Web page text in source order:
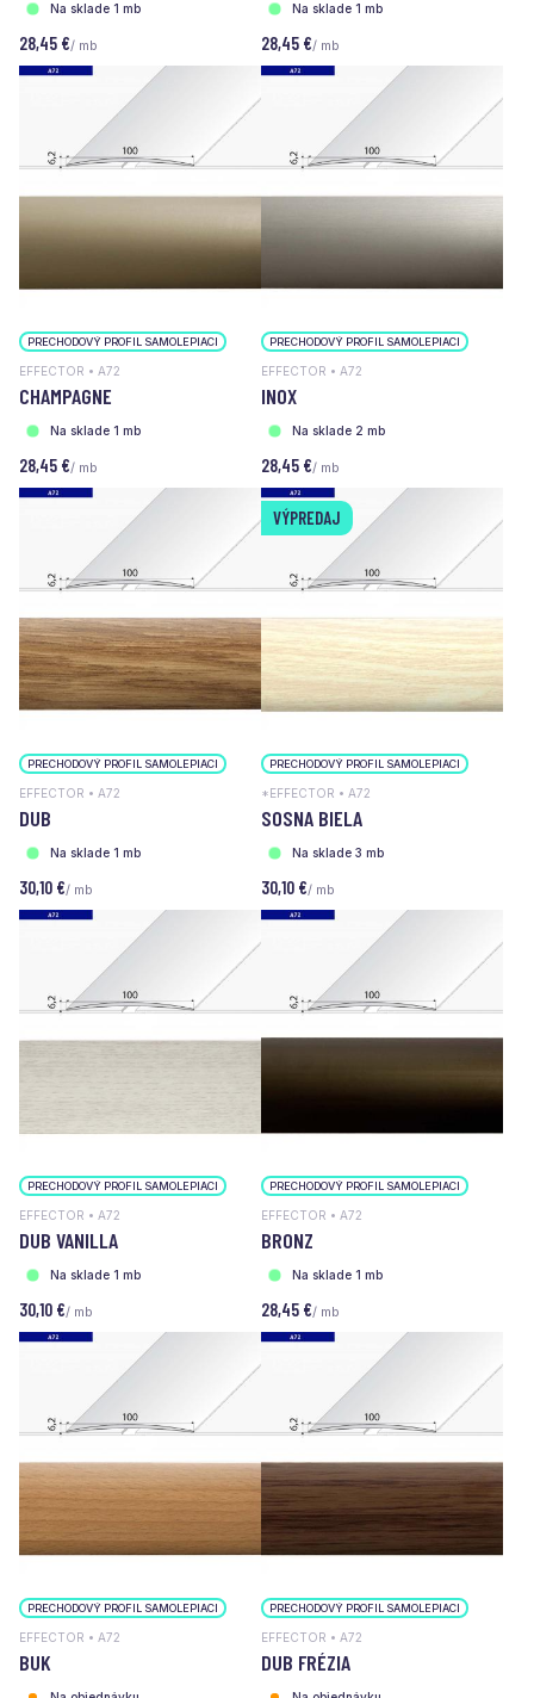
Na sklade 1 mb
28,45 €/ mb
Na sklade 1 mb
28,45 €/ mb
PRECHODOVÝ PROFIL SAMOLEPIACI
EFFECTOR • A72
CHAMPAGNE
Na sklade 1 mb
28,45 €/ mb
PRECHODOVÝ PROFIL SAMOLEPIACI
EFFECTOR • A72
INOX
Na sklade 2 mb
28,45 €/ mb
PRECHODOVÝ PROFIL SAMOLEPIACI
EFFECTOR • A72
DUB
Na sklade 1 mb
30,10 €/ mb
VÝPREDAJ
PRECHODOVÝ PROFIL SAMOLEPIACI
*EFFECTOR • A72
SOSNA BIELA
Na sklade 3 mb
30,10 €/ mb
PRECHODOVÝ PROFIL SAMOLEPIACI
EFFECTOR • A72
DUB VANILLA
Na sklade 1 mb
30,10 €/ mb
PRECHODOVÝ PROFIL SAMOLEPIACI
EFFECTOR • A72
BRONZ
Na sklade 1 mb
28,45 €/ mb
PRECHODOVÝ PROFIL SAMOLEPIACI
EFFECTOR • A72
BUK
PRECHODOVÝ PROFIL SAMOLEPIACI
EFFECTOR • A72
DUB FRÉZIA